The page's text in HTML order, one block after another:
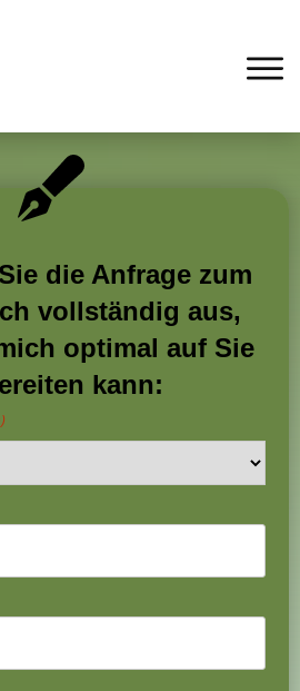
die Anfrage zum
vollständig aus,
optimal auf Sie
kann: